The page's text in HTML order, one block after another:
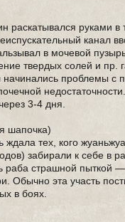
раскатывался руками в
канал
в мочевой
твердых солей и пр.
начинались проблемы с
3-4 дня.
шапочка)
ждала тех, кого
забирали к себе в
раба страшной пыткой
Обычно эта участь
в боях.